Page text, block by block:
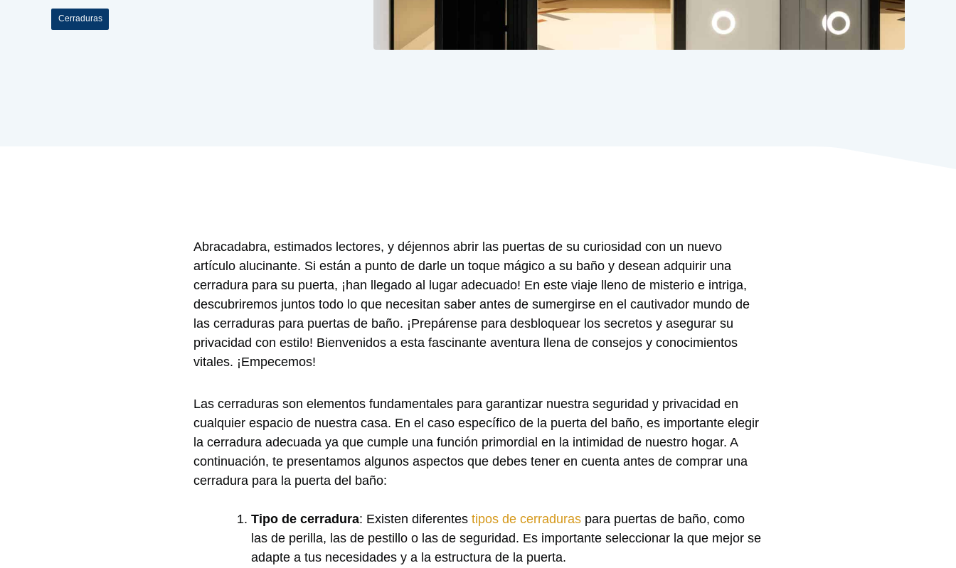
Cerraduras
Abracadabra,⁢ estimados lectores,‌ y déjennos abrir⁣ las puertas⁢ de su curiosidad con un nuevo
artículo alucinante. Si están a punto de darle un toque mágico a su baño y desean adquirir una
cerradura para su puerta, ¡han llegado al lugar adecuado! En este ‌viaje lleno de misterio ‍e intriga,
descubriremos ⁢juntos⁢ todo ⁢lo que necesitan saber antes de sumergirse en el cautivador mundo de
las cerraduras para puertas de baño. ¡Prepárense para desbloquear los secretos y asegurar su
privacidad con estilo! Bienvenidos a esta fascinante aventura ‌llena de consejos y ​conocimientos
vitales. ¡Empecemos!
Las⁤ cerraduras ‍son elementos fundamentales para garantizar nuestra seguridad y‌ privacidad en
cualquier ‍espacio de⁢ nuestra⁢ casa. En el caso específico de la puerta del baño, es importante ⁤elegir
la cerradura adecuada ya ​que cumple una función primordial​ en la intimidad de nuestro hogar. A
continuación, te presentamos algunos aspectos que debes tener⁢ en cuenta antes de comprar⁢ una
cerradura para la puerta del baño:
Tipo de cerradura:⁤ Existen diferentes tipos de cerraduras para puertas de baño, como
⁣las‍ de perilla, las de pestillo o ⁣las de seguridad. Es importante seleccionar la que mejor se
adapte a tus necesidades y a la ‌estructura​ de la‌ puerta.